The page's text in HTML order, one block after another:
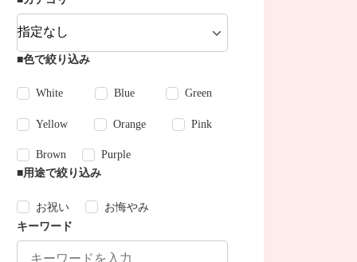
■色で絞り込み
White Blue Green
Yellow Orange Pink
Brown
Purple
■用途で絞り込み
お祝い
お悔やみ
キーワード